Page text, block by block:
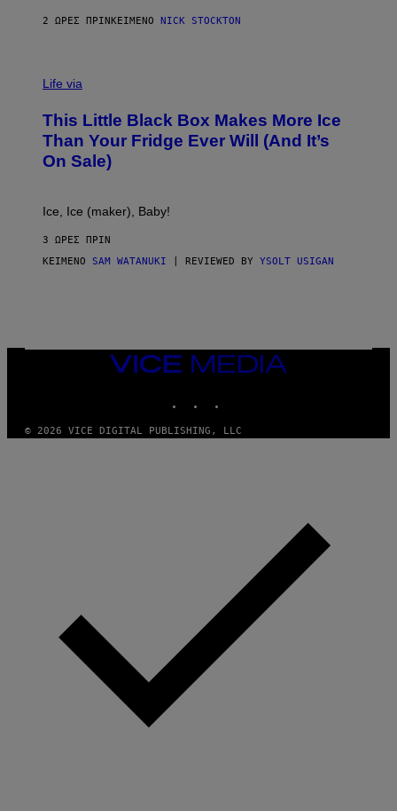
2 ΏΡΕΣ ΠΡΙΝ ΚΕΊΜΕΝΟ NICK STOCKTON
I
E
C
T
I
Life via
This Little Black Box Makes More Ice
Than Your Fridge Ever Will (And It’s
On Sale)
Ice, Ice (maker), Baby!
3 ΏΡΕΣ ΠΡΙΝ
ΚΕΊΜΕΝΟ SAM WATANUKI | REVIEWED BY YSOLT USIGAN
VICE
MEDIA
© 2026 VICE DIGITAL PUBLISHING, LLC